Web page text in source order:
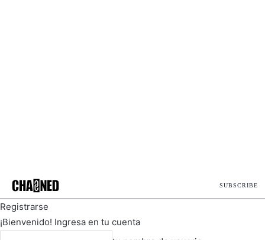
SUBSCRIBE
Registrarse
¡Bienvenido! Ingresa en tu cuenta